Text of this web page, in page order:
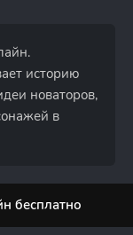
историю
новаторов,
в
бесплатно